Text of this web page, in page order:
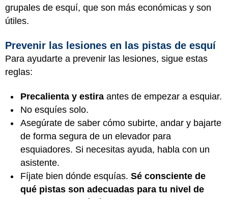
grupales de esquí, que son más económicas y son
útiles.
Prevenir las lesiones en las pistas de esquí
Para ayudarte a prevenir las lesiones, sigue estas
reglas:
Precalienta y estira antes de empezar a esquiar.
No esquíes solo.
Asegúrate de saber cómo subirte, andar y bajarte
de forma segura de un elevador para
esquiadores. Si necesitas ayuda, habla con un
asistente.
Fíjate bien dónde esquías. Sé consciente de
qué pistas son adecuadas para tu nivel de